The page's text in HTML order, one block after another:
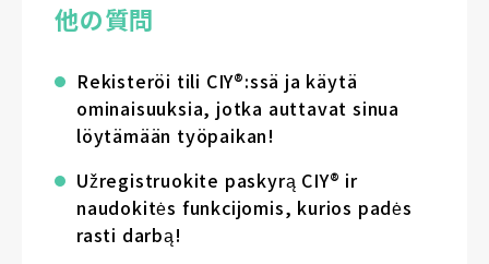
他の質問
Rekisteröi tili CIY®:ssä ja käytä
ominaisuuksia, jotka auttavat sinua
löytämään työpaikan!
Užregistruokite paskyrą CIY® ir
naudokitės funkcijomis, kurios padės
rasti darbą!